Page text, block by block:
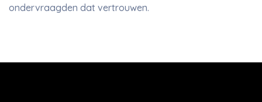
ondervraagden dat vertrouwen.